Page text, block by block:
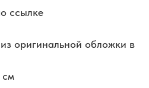
ссылке
оригинальной обложки в
см